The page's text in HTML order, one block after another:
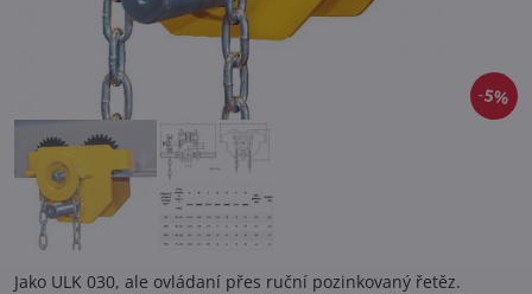
5%
Jako ULK 030, ale ovládaní přes ruční pozinkovaný řetěz.